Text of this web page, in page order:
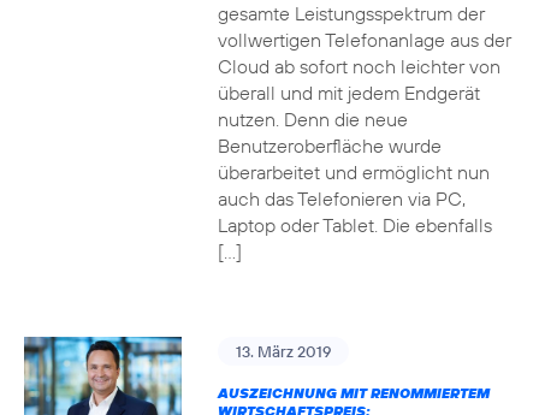
gesamte Leistungsspektrum der
vollwertigen Telefonanlage aus der
Cloud ab sofort noch leichter von
überall und mit jedem Endgerät
nutzen. Denn die neue
Benutzeroberfläche wurde
überarbeitet und ermöglicht nun
auch das Telefonieren via PC,
Laptop oder Tablet. Die ebenfalls
[…]
13. März 2019
AUSZEICHNUNG MIT RENOMMIERTEM
WIRTSCHAFTSPREIS: